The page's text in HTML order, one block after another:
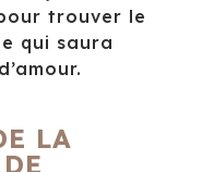
trouver le
qui saura
LA